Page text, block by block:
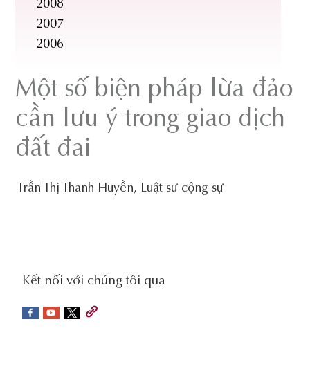
2008
2007
2006
Một số biện pháp lừa đảo
cần lưu ý trong giao dịch
đất đai
Trần Thị Thanh Huyền, Luật sư cộng sự
social-
sidebar
Kết nối với chúng tôi qua